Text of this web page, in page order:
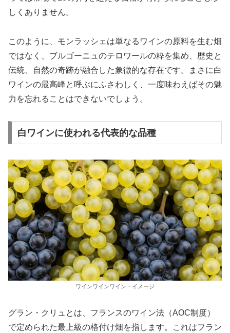
しくありません。
このように、モンラッシェは単なるワインの原料を生む畑
ではなく、ブルゴーニュのテロワールの粋を集め、歴史と
伝統、自然の奇跡が融合した象徴的な存在です。まさに白
ワインの最高峰と呼ぶにふさわしく、一度味わえばその魅
力を忘れることはできないでしょう。
白ワインに使われる代表的な品種
ワインワインワイン・イメージ
グラン・クリュとは、フランスのワイン法（AOC制度）
で定められた最上級の格付け畑を指します。これはフラン